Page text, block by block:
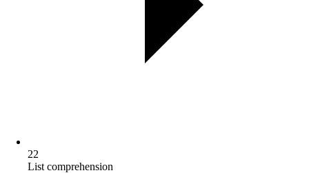
22
List comprehension